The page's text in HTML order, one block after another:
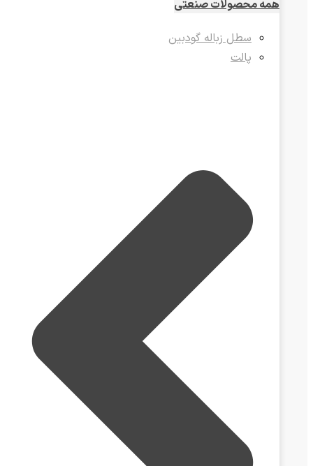
همه محصولات صنعتی
سطل زباله گودبین
پالت